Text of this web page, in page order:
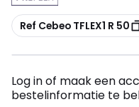
Kopiëren
Ref Cebeo TFLEX1 R 50
Log in of maak een
bestelinformatie te